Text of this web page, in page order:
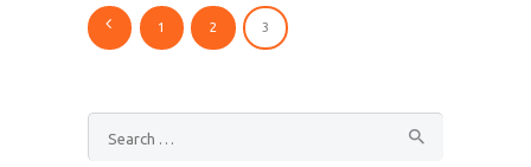
PostsPAGE
1 PAGE
2 PAGE
3